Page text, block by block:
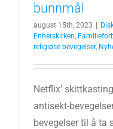
bunnmål
august 15th, 2023
Enhetskirken,
religiøse bevegelser,
Netflix’
antisekt-
bevegelser til å ta